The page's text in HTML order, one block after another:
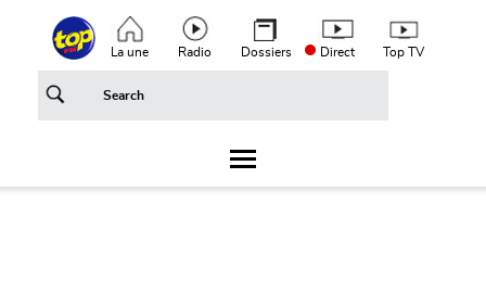
Aller au contenu principalTop header menu
La une Radio Dossiers Direct Top TV